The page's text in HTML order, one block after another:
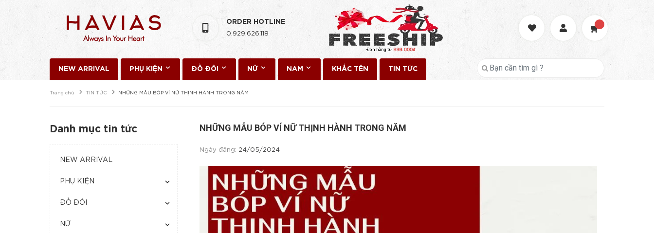
ORDER HOTLINE
0.929.626.118
NEW ARRIVAL PHỤ KIỆN ĐỒ ĐÔI NỮ NAM KHẮC TÊN TIN TỨC
Trang chủ TIN TỨC NHỮNG MẪU BÓP VÍ NỮ THỊNH HÀNH TRONG NĂM
NHỮNG MẪU BÓP VÍ NỮ THỊNH HÀNH TRONG NĂM
Ngày đăng: 24/05/2024
Danh mục tin tức
NEW ARRIVAL
PHỤ KIỆN
ĐỒ ĐÔI
NỮ